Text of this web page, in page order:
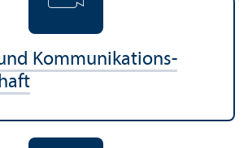
Kommunikations­